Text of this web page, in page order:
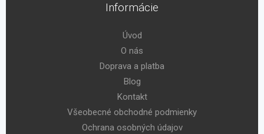
Informácie
Úvod
O nás
Doprava a platba
Blog
Kontakt
Všeobecné obchodné podmienky
Ochrana osobných údajov